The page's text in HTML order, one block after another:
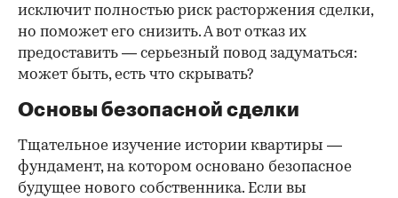
исключит полностью риск расторжения сделки,
но поможет его снизить. А вот отказ их
предоставить — серьезный повод задуматься:
может быть, есть что скрывать?
Основы безопасной сделки
Тщательное изучение истории квартиры —
фундамент, на котором основано безопасное
будущее нового собственника. Если вы